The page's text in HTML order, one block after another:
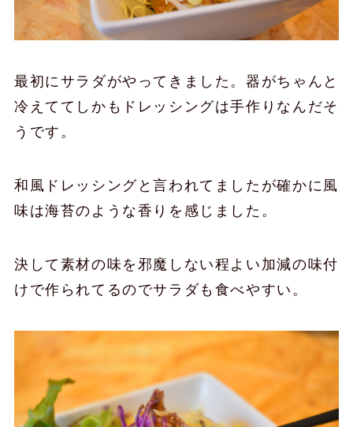
最初にサラダがやってきました。器がちゃんと
冷えててしかもドレッシングは手作りなんだそ
うです。
和風ドレッシングと言われてましたが確かに風
味は海苔のような香りを感じました。
決して素材の味を邪魔しない程よい加減の味付
けで作られてるのでサラダも食べやすい。